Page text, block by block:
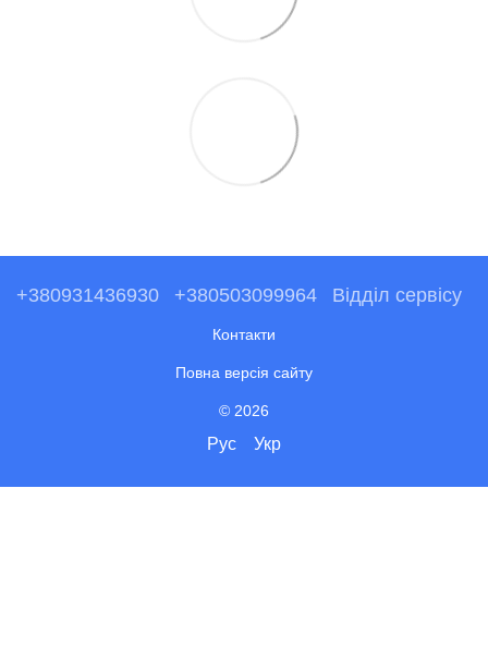
+380931436930 +380503099964 Відділ сервісу
Контакти
Повна версія сайту
© 2026
Рус Укр